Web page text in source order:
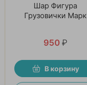
Шар Фигура
Грузовички Марк
950 ₽
В корзину